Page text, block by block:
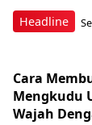
Headline
Cara
Mengkudu
Wajah